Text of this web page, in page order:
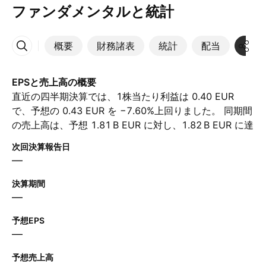
ファンダメンタルと統計
概要 財務諸表 統計 配当 決算
その他
EPSと売上高の概要
直近の四半期決算では、1株当たり利益は 0.40 EUR
で、予想の 0.43 EUR を −7.60%上回りました。 同期間
の売上高は、予想 ‪1.81 B‬ EUR に対し、‪1.82 B‬ EUR に達
しました。 次の四半期について、アナリストは1株当た
り利益が 0.51 EUR、売上高が ‪1.96 B‬ EUR と予想して
次回決算報告日
—
決算期間
—
予想EPS
—
予想売上高